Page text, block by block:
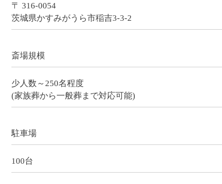
〒 316-0054
茨城県かすみがうら市稲吉3-3-2
斎場規模
少人数～250名程度
(家族葬から一般葬まで対応可能)
駐車場
100台